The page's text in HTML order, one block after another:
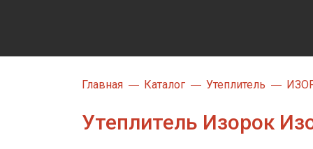
Главная Каталог Утеплитель
Утеплитель Изорок